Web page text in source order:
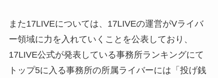
また17LIVEについては、17LIVEの運営がVライバ
ー領域に力を入れていくことを公表しており、
17LIVE公式が発表している事務所ランキングにて
トップ5に入る事務所の所属ライバーには「投げ銭